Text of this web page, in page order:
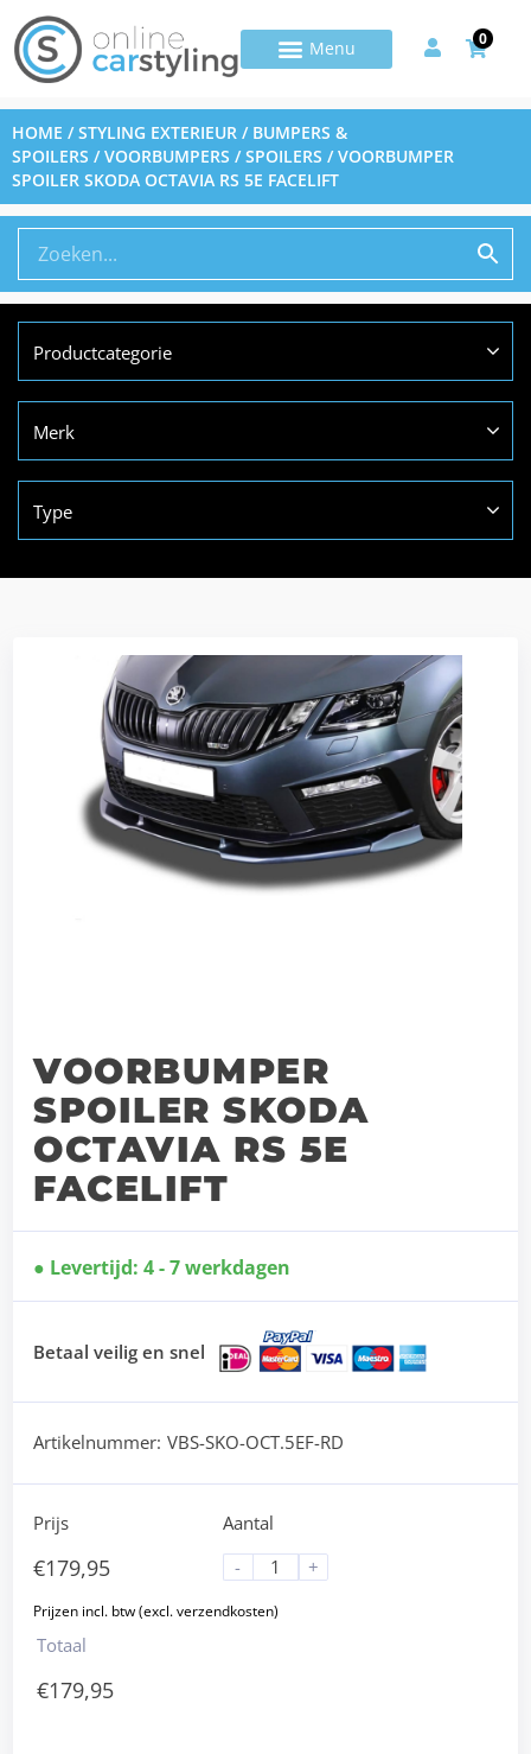
0
HOME /STYLING EXTERIEUR / BUMPERS &
SPOILERS /VOORBUMPERS / SPOILERS / VOORBUMPER
SPOILER SKODA OCTAVIA RS 5E FACELIFT
Productcategorie
Merk
Type
VOORBUMPER
SPOILER SKODA
OCTAVIA RS 5E
FACELIFT
Levertijd: 4 - 7 werkdagen
Betaal veilig en snel
Artikelnummer: VBS-SKO-OCT.5EF-RD
Prijs
€179,95
Aantal
-
+
Totaal
€179,95